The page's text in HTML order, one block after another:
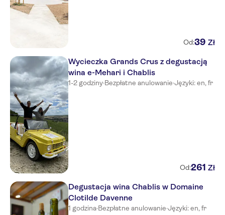
Od:39 Zł
Wycieczka Grands Crus z degustacją
wina e-Mehari i Chablis
1-2 godziny·Bezpłatne anulowanie·Języki: en, fr
Od:261 Zł
Degustacja wina Chablis w Domaine
Clotilde Davenne
1 godzina·Bezpłatne anulowanie·Języki: en, fr